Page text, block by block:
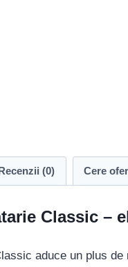
(0) Cere
Classic –
aduce un plus